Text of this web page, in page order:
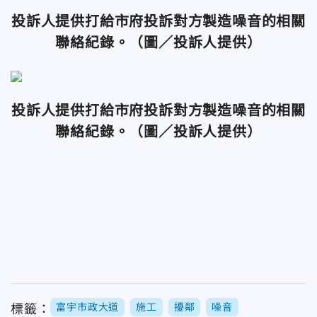
投訴人提供打給市府投訴對方製造噪音的相關
聯絡紀錄。
（圖／投訴人提供）
投訴人提供打給市府投訴對方製造噪音的相關
聯絡紀錄。
（圖／投訴人提供）
標籤： 富宇市政大道 施工 擾鄰 噪音